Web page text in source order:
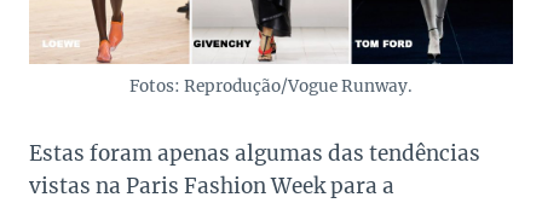
Fotos: Reprodução/Vogue Runway.
Estas foram apenas algumas das tendências
vistas na Paris Fashion Week para a